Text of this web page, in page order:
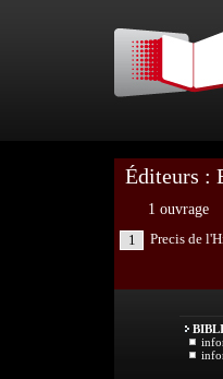
Éditeurs :
1 ouvrage
1
Precis de